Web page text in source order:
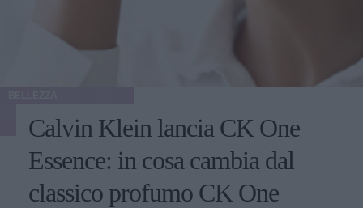
Calvin Klein lancia CK One
Essence: in cosa cambia dal
classico profumo CK One